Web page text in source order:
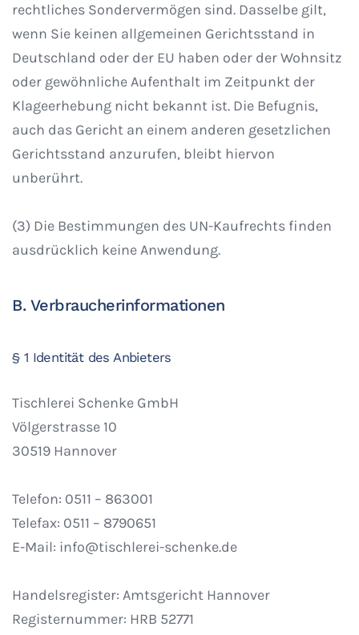
rechtliches Sondervermögen sind. Dasselbe gilt,
wenn Sie keinen allgemeinen Gerichtsstand in
Deutschland oder der EU haben oder der Wohnsitz
oder gewöhnliche Aufenthalt im Zeitpunkt der
Klageerhebung nicht bekannt ist. Die Befugnis,
auch das Gericht an einem anderen gesetzlichen
Gerichtsstand anzurufen, bleibt hiervon
unberührt.
(3) Die Bestimmungen des UN-Kaufrechts finden
ausdrücklich keine Anwendung.
B. Verbraucherinformationen
§ 1 Identität des Anbieters
Tischlerei Schenke GmbH
Völgerstrasse 10
30519 Hannover
Telefon: 0511 – 863001
Telefax: 0511 – 8790651
E-Mail: info@tischlerei-schenke.de
Handelsregister: Amtsgericht Hannover
Registernummer: HRB 52771